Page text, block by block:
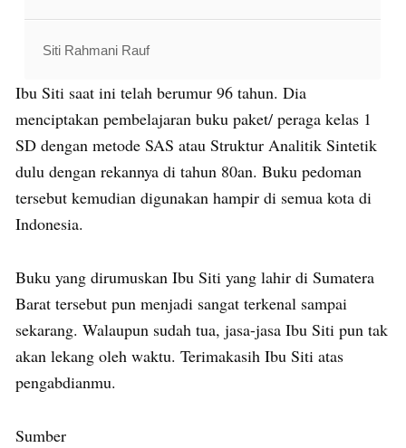
Siti Rahmani Rauf
Ibu Siti saat ini telah berumur 96 tahun. Dia
menciptakan pembelajaran buku paket/ peraga kelas 1
SD dengan metode SAS atau Struktur Analitik Sintetik
dulu dengan rekannya di tahun 80an. Buku pedoman
tersebut kemudian digunakan hampir di semua kota di
Indonesia.
Buku yang dirumuskan Ibu Siti yang lahir di Sumatera
Barat tersebut pun menjadi sangat terkenal sampai
sekarang. Walaupun sudah tua, jasa-jasa Ibu Siti pun tak
akan lekang oleh waktu. Terimakasih Ibu Siti atas
pengabdianmu.
Sumber